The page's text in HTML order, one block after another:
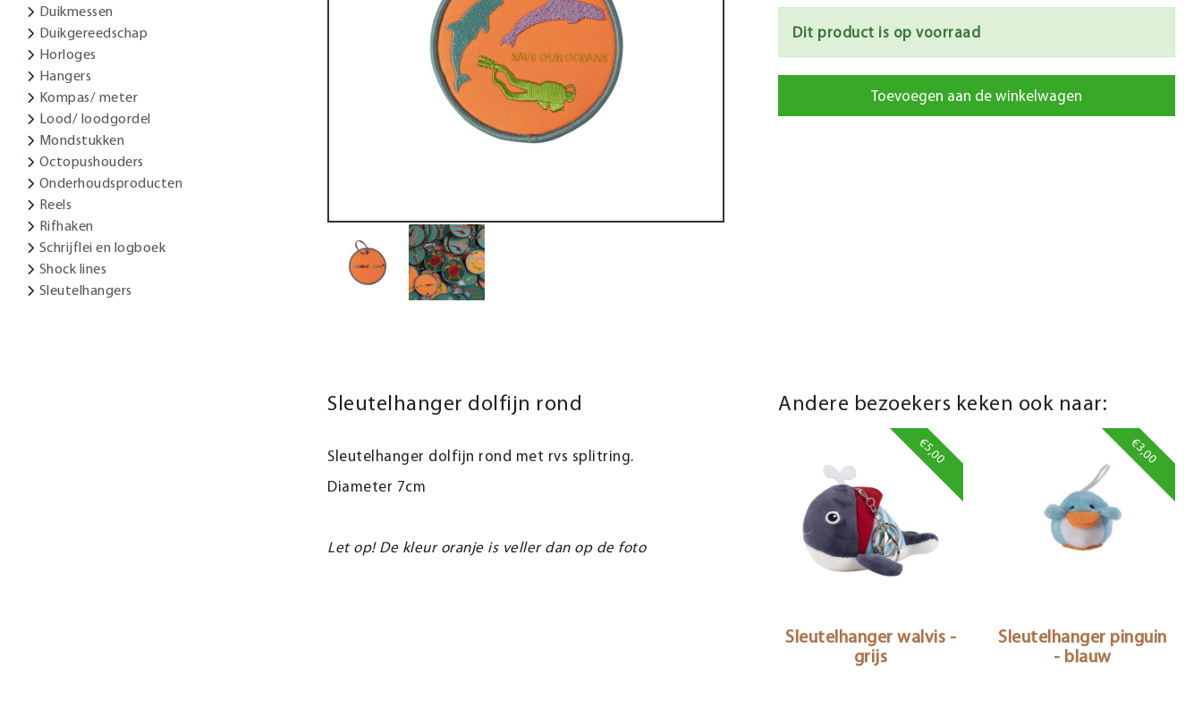
Duikmessen
Duikgereedschap
Horloges
Hangers
Kompas/ meter
Lood/ loodgordel
Mondstukken
Octopushouders
Onderhoudsproducten
Reels
Rifhaken
Schrijflei en logboek
Shock lines
Sleutelhangers
Dit product is op voorraad
Toevoegen aan de winkelwagen
Sleutelhanger dolfijn rond
Sleutelhanger dolfijn rond met rvs splitring.
Diameter 7cm
Let op! De kleur oranje is veller dan op de foto
Andere bezoekers keken ook naar:
€5,00
Sleutelhanger walvis -
grijs
€3,00
Sleutelhanger pinguin
- blauw